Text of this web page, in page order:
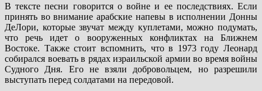
В тексте песни говорится о войне и ее последствиях. Если
принять во внимание арабские напевы в исполнении Донны
ДеЛори, которые звучат между куплетами, можно подумать,
что речь идет о вооруженных конфликтах на Ближнем
Востоке. Также стоит вспомнить, что в 1973 году Леонард
собирался воевать в рядах израильской армии во время войны
Судного Дня. Его не взяли добровольцем, но разрешили
выступать перед солдатами на передовой.